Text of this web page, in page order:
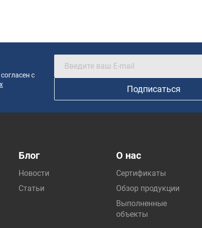
с
Подписаться
Блог
Новости
Статьи
О нас
Сертификаты
Обзор продукции
Выполненные
объекты